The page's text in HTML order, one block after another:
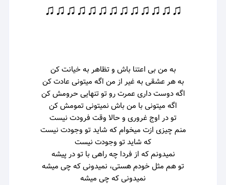
♫♫♫♫♫♫♫♫♫♫♫♫♫
به من بی اعتنا باش و تظاهر به خیانت کن
به هر عشقی به غیر از من اگه میتونی عادت کن
اگه دوست داری عمرت رو تو تنهایی حرومش کن
اگه میتونی با من باش نمیتونی تمومش کن
تو در اوج غروری و حالا وقت فرودت نیست
منم چیزی ازت میخوام که شاید تو وجودت نیست
که شاید تو وجودت نیست
نمیدونم که از فردا چه راهی با تو در پیشه
تو هم مثل خودم هستی، نمیدونی که چی میشه
نمیدونی که چی میشه